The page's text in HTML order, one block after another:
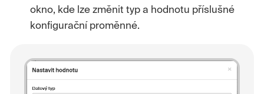
okno, kde lze změnit typ a hodnotu příslušné
konfigurační proměnné.